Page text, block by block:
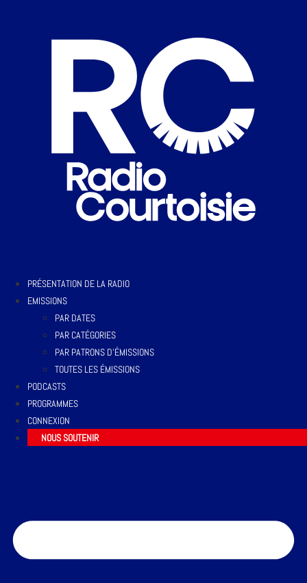
PRÉSENTATION DE LA RADIO
EMISSIONS
PAR DATES
PAR CATÉGORIES
PAR PATRONS D’ÉMISSIONS
TOUTES LES ÉMISSIONS
PODCASTS
PROGRAMMES
CONNEXION
NOUS SOUTENIR